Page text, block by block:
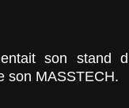
son stand
son MASSTECH.